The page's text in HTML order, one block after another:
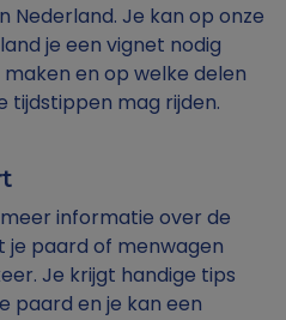
Nederland. Je kan op onze
je een vignet nodig
en op welke delen
tijdstippen mag rijden.
informatie over de
je paard of menwagen
Je krijgt handige tips
paard en je kan een